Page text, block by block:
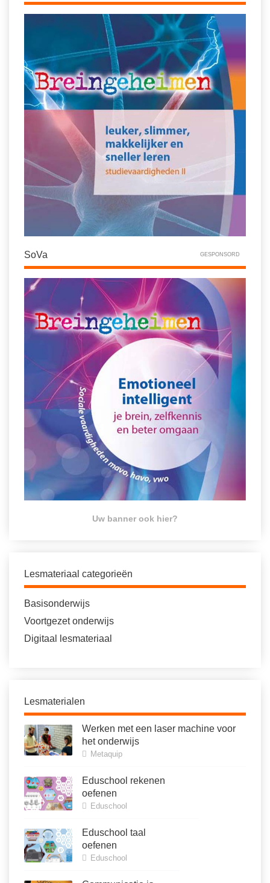
SoVa GESPONSORD
Uw banner ook hier?
Lesmateriaal categorieën
Basisonderwijs
Voortgezet onderwijs
Digitaal lesmateriaal
Lesmaterialen
Werken met een laser machine voor
het onderwijs
Metaquip
Eduschool rekenen
oefenen
Eduschool
Eduschool taal
oefenen
Eduschool